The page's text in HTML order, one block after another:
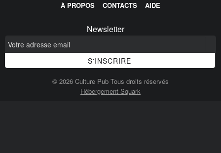
À PROPOS CONTACTS AIDE
Newsletter
© 2026 Culture Pub Tous droits réservés
Hébergement Squark